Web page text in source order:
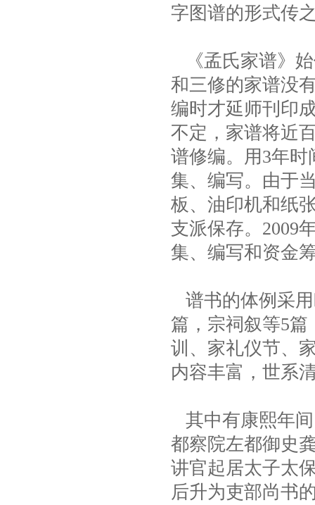
字图谱的形式传
《孟氏家谱》
和三修的家谱没
编时才延师刊印
不定，家谱将近
谱修编。用3年
集、编写。由于
板、油印机和纸
支派保存。2009
集、编写和资金
谱书的体例采
篇，宗祠叙等5篇
训、家礼仪节、
内容丰富，世系
其中有康熙年
都察院左都御史
讲官起居太子太
后升为吏部尚书